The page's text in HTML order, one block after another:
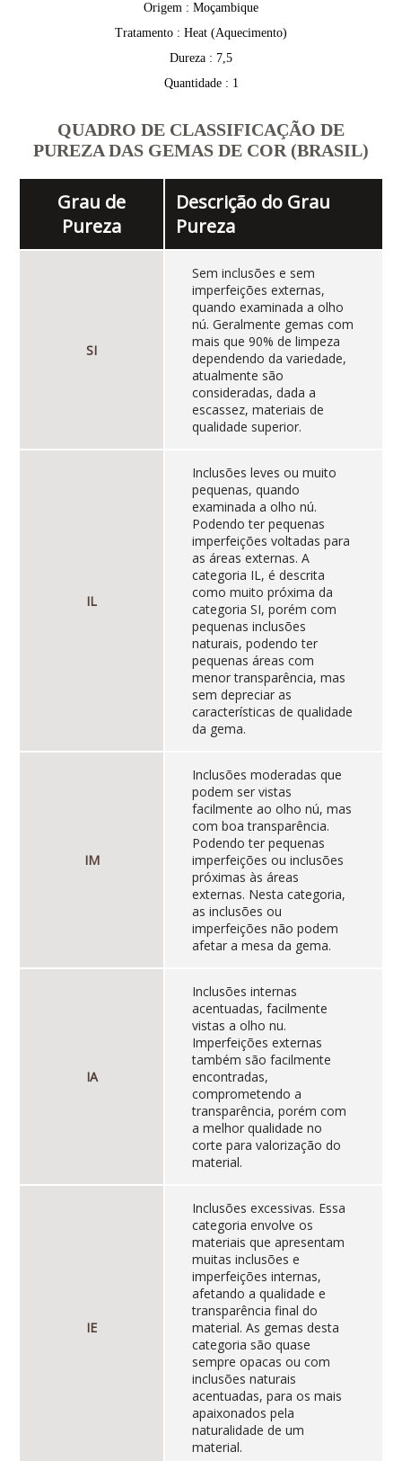
Origem : Moçambique
Tratamento : Heat (Aquecimento)
Dureza : 7,5
Quantidade : 1
QUADRO DE CLASSIFICAÇÃO DE
PUREZA DAS GEMAS DE COR (BRASIL)
Grau de
Pureza
Descrição do Grau
Pureza
SI
Sem inclusões e sem
imperfeições externas,
quando examinada a olho
nú. Geralmente gemas com
mais que 90% de limpeza
dependendo da variedade,
atualmente são
consideradas, dada a
escassez, materiais de
qualidade superior.
IL
Inclusões leves ou muito
pequenas, quando
examinada a olho nú.
Podendo ter pequenas
imperfeições voltadas para
as áreas externas. A
categoria IL, é descrita
como muito próxima da
categoria SI, porém com
pequenas inclusões
naturais, podendo ter
pequenas áreas com
menor transparência, mas
sem depreciar as
características de qualidade
da gema.
IM
Inclusões moderadas que
podem ser vistas
facilmente ao olho nú, mas
com boa transparência.
Podendo ter pequenas
imperfeições ou inclusões
próximas às áreas
externas. Nesta categoria,
as inclusões ou
imperfeições não podem
afetar a mesa da gema.
IA
Inclusões internas
acentuadas, facilmente
vistas a olho nu.
Imperfeições externas
também são facilmente
encontradas,
comprometendo a
transparência, porém com
a melhor qualidade no
corte para valorização do
material.
IE
Inclusões excessivas. Essa
categoria envolve os
materiais que apresentam
muitas inclusões e
imperfeições internas,
afetando a qualidade e
transparência final do
material. As gemas desta
categoria são quase
sempre opacas ou com
inclusões naturais
acentuadas, para os mais
apaixonados pela
naturalidade de um
material.